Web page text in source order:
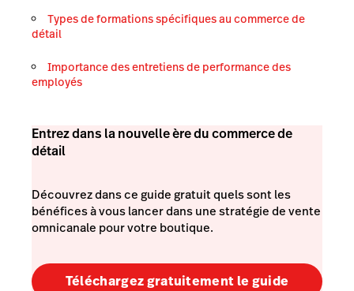
Types de formations spécifiques au commerce de
détail
Importance des entretiens de performance des
employés
Entrez dans la nouvelle ère du commerce de
détail
Découvrez dans ce guide gratuit quels sont les
bénéfices à vous lancer dans une stratégie de vente
omnicanale pour votre boutique.
Téléchargez gratuitement le guide